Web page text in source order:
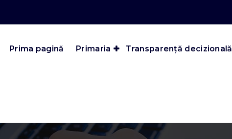
Prima pagină Primaria Transparență decizională